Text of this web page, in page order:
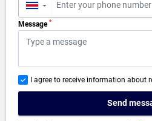
▼
Message *
I agree to receive information about
Send